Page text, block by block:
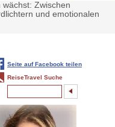
wächst: Zwischen
und emotionalen
Seite auf Facebook teilen
ReiseTravel Suche